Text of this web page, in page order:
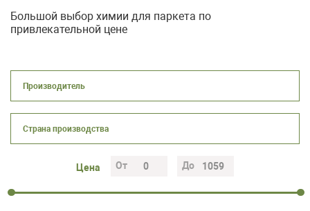
ОПЛАТА/ДОСТАВКА
Большой выбор химии для паркета по
привлекательной цене
Цена От До